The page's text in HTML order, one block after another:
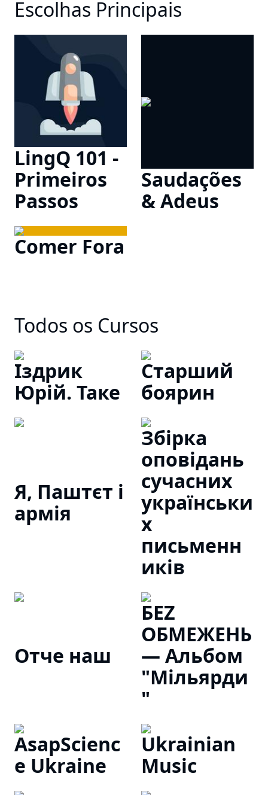
Escolhas Principais
LingQ 101 -
Primeiros
Passos
Saudações
& Adeus
Comer Fora
Todos os Cursos
Іздрик
Юрій. Таке
Старший
боярин
Я, Паштєт і
армія
Збірка
оповідань
сучасних
українськи
х
письменн
иків
Отче наш
БЕZ
ОБМЕЖЕНЬ
— Альбом
"Мільярди
"
AsapScienc
e Ukraine
Ukrainian
Music